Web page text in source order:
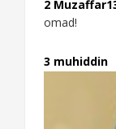
2
omad!
3 muhiddin